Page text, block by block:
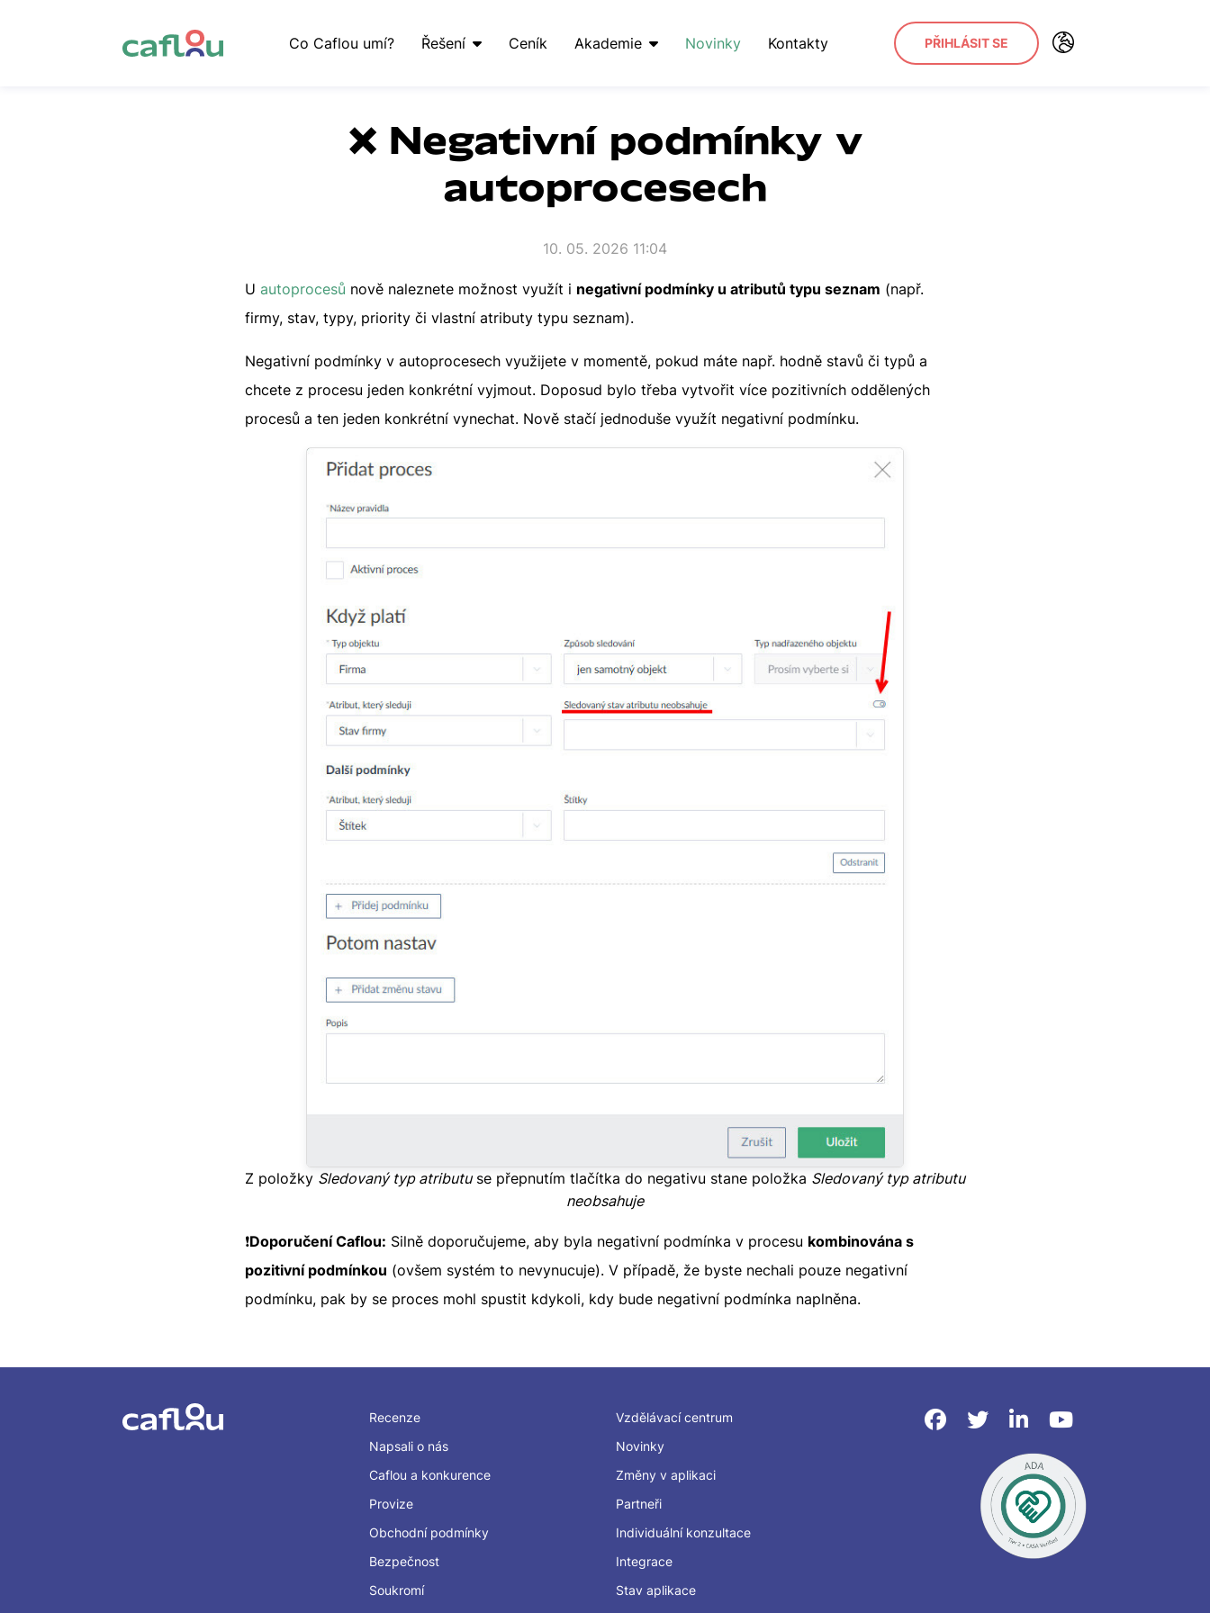
Co Caflou umí? Řešení Ceník Akademie Novinky Kontakty PŘIHLÁSIT SE
❌ Negativní podmínky v
autoprocesech
10. 05. 2026 11:04
U autoprocesů nově naleznete možnost využít i negativní podmínky u atributů typu seznam (např.
firmy, stav, typy, priority či vlastní atributy typu seznam).
Negativní podmínky v autoprocesech využijete v momentě, pokud máte např. hodně stavů či typů a
chcete z procesu jeden konkrétní vyjmout. Doposud bylo třeba vytvořit více pozitivních oddělených
procesů a ten jeden konkrétní vynechat. Nově stačí jednoduše využít negativní podmínku.
Z položky Sledovaný typ atributuse přepnutím tlačítka do negativu stane položka Sledovaný typ atributu
neobsahuje
❗Doporučení Caflou: Silně doporučujeme, aby byla negativní podmínka v procesu kombinována s
pozitivní podmínkou (ovšem systém to nevynucuje). V případě, že byste nechali pouze negativní
podmínku, pak by se proces mohl spustit kdykoli, kdy bude negativní podmínka naplněna.
Recenze
Napsali o nás
Caflou a konkurence
Provize
Obchodní podmínky
Bezpečnost
Soukromí
Vzdělávací centrum
Novinky
Změny v aplikaci
Partneři
Individuální konzultace
Integrace
Stav aplikace